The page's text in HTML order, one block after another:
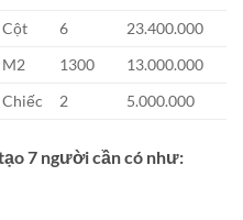
Cột 6
23.400.000
M2 1300
13.000.000
Chiếc 2 5.000.000
7 người cần có như: